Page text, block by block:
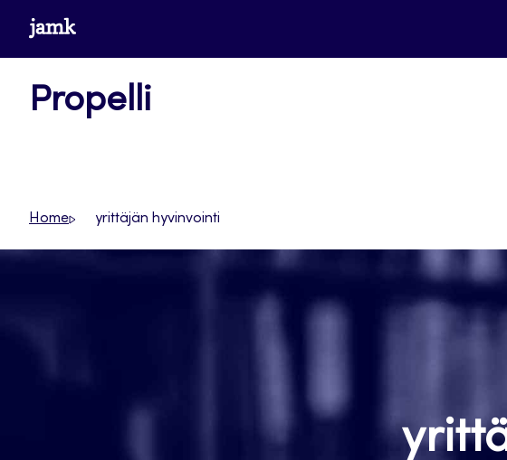
Siirrywww.jamk.fi
Propelli
Home yrittäjän hyvinvointi